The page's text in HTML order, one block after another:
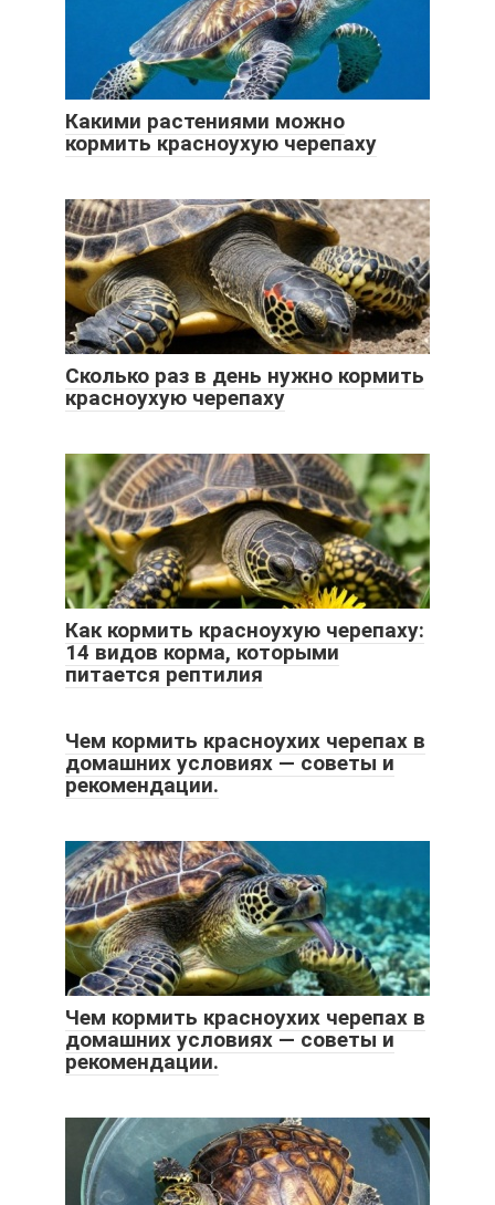
Какими растениями можно
кормить красноухую черепаху
Сколько раз в день нужно кормить
красноухую черепаху
Как кормить красноухую черепаху:
14 видов корма, которыми
питается рептилия
Чем кормить красноухих черепах в
домашних условиях — советы и
рекомендации.
Чем кормить красноухих черепах в
домашних условиях — советы и
рекомендации.